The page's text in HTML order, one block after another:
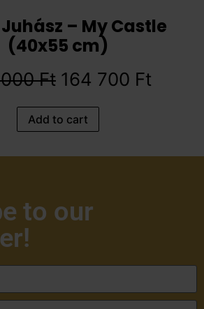
– My Castle
(40x55 cm)
000Ft 164 700 Ft
Add to cart
to our